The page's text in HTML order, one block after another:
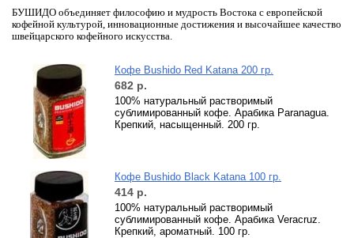
БУШИДО объединяет философию и мудрость Востока с европейской
кофейной культурой, инновационные достижения и высочайшее качество
швейцарского кофейного искусства.
Кофе Bushido Red Katana 200 гр.
682 р.
100% натуральный растворимый
сублимированный кофе. Арабика Paranagua.
Крепкий, насыщенный. 200 гр.
Кофе Bushido Black Katana 100 гр.
414 р.
100% натуральный растворимый
сублимированный кофе. Арабика Veracruz.
Крепкий, ароматный. 100 гр.